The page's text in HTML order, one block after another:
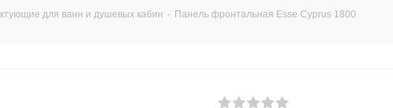
для ванн и душевых кабин - Панель фронтальная Esse Cyprus 1800